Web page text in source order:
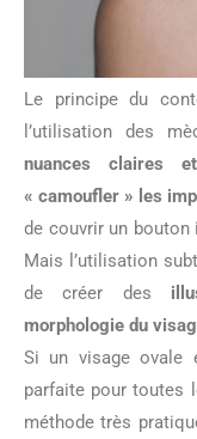
Le principe du
l’utilisation des
nuances claires
« camoufler » les
de couvrir un bouton
Mais l’utilisation
de créer des
morphologie du
Si un visage ovale
parfaite pour toutes
méthode très